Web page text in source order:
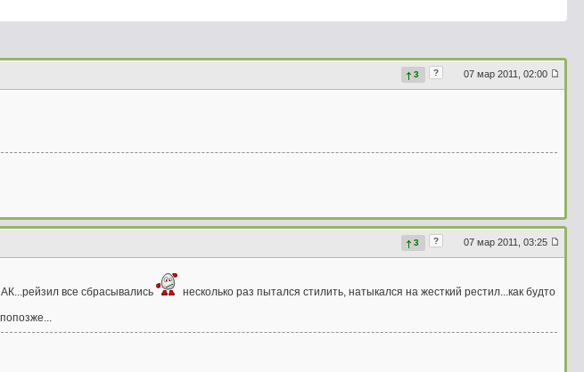
07 мар 2011, 02:00
?
3
07 мар 2011, 03:25
?
3
все сбрасывались несколько раз пытался стилить, натыкался на жесткий рестил...как будто